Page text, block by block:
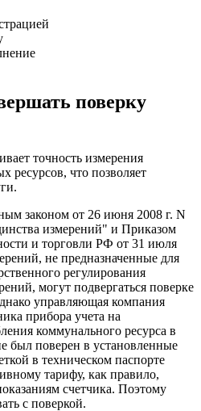
поверку
точность измерения
ресурсов, что позволяет
законом от 26 июня 2008 г. N
измерений" и Приказом
и торговли РФ от 31 июля
не предназначенные для
регулирования
могут подвергаться поверке
управляющая компания
прибора учета на
коммунального ресурса в
был поверен в установленные
в техническом паспорте
тарифу, как правило,
счетчика. Поэтому
с поверкой.